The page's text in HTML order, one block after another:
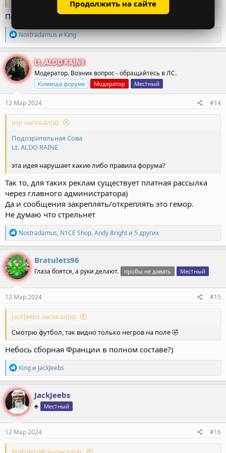
Порядок )
Р
е
а
к
ц
и
и
:
NostradamusиКing
Lt. ALDO RAINE
Модератор. Возник вопрос - обращайтесь в ЛС.
Команда форума Модератор Мес†ный
12 Мар 2024 #14
usjr написал(а):
Подозрительная Сова
Lt. ALDO RAINE
эта идея нарушает какие либо правила форума?
Так то, для таких реклам существует платная рассылка
через главного администратора)
Да и сообщения закреплять/откреплять это гемор.
Не думаю что стрельнет
Р
е
а
к
ц
и
и
:
Nostradamus, N1CE Shop,Andy Bright и 5 других
Bratulets96
Глаза боятся, а руки делают. пробы не давать Мес†ный
12 Мар 2024 #15
JackJeebs написал(а):
Смотрю футбол, так видно только негров на поле 🤣
Небось сборная Франции в полном составе?)
Р
е
а
к
ц
и
и
:
Кing и JackJeebs
JackJeebs
♣️ Мес†ный
12 Мар 2024 #16
Продолжить на сайте